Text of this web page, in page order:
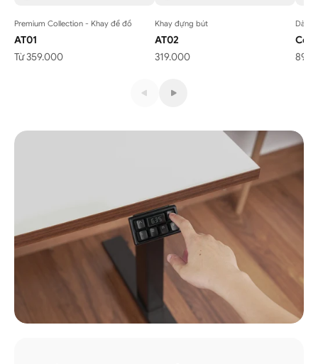
Premium Collection - Khay để đồ
AT01
Giá bán
Từ 359.000
Khay đựng bút
AT02
Giá bán
319.000
Dành
Giá